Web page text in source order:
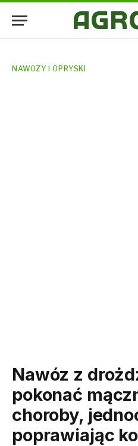
NAWOZY I OPRYSKI
Nawóz z
pokonać
choroby,
poprawiając